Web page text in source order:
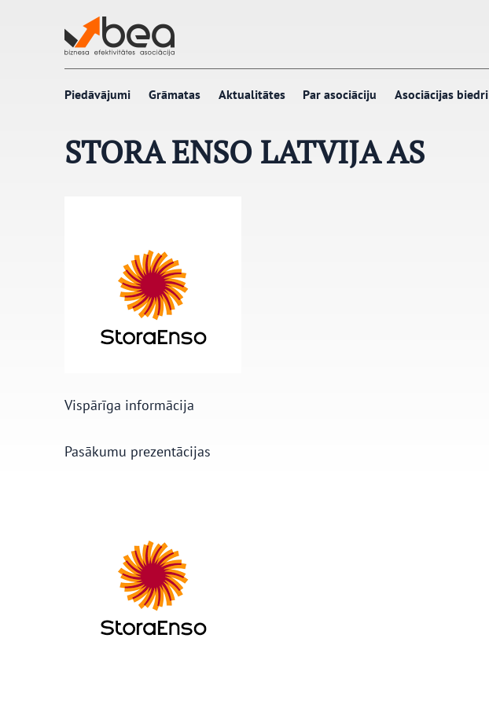
Piedāvājumi Grāmatas Aktualitātes Par asociāciju Asociācijas biedri
STORA ENSO LATVIJA AS
Vispārīga informācija
Pasākumu prezentācijas